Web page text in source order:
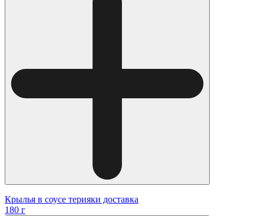
Крылья в соусе терияки доставка
180 г